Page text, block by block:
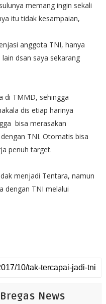
memang ingin sekali
itu tidak kesampaian,
anggota TNI, hanya
dsan saya sekarang
di TMMD, sehingga
dis etiap harinya
bisa merasakan
TNI. Otomatis bisa
penuh target.
menjadi Tentara, namun
dengan TNI melalui
News